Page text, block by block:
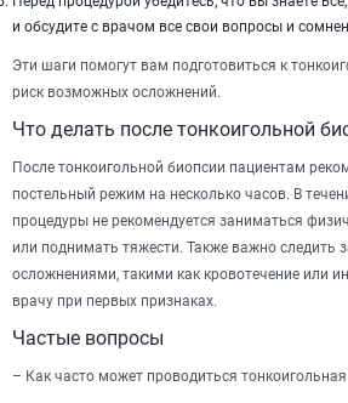
и обсудите с врачом все свои вопросы и
Эти шаги помогут вам подготовиться к
риск возможных осложнений.
Что делать после тонкоигольной
После тонкоигольной биопсии пациентам
постельный режим на несколько часов. В
процедуры не рекомендуется заниматься
или поднимать тяжести. Также важно следить
осложнениями, такими как кровотечение или
врачу при первых признаках.
Частые вопросы
– Как часто может проводиться